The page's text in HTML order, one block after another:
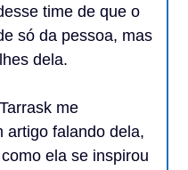
time de que o
só da pessoa, mas
dela.
me
artigo falando dela,
ela se inspirou